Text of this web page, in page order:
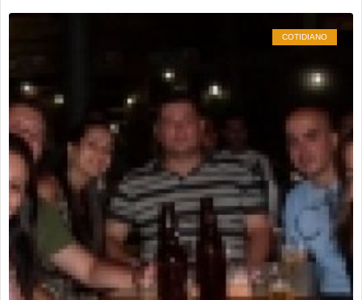
Homem é detido por violência doméstica no Setor
Polícia Militar recupera bicicleta furtada e prende suspeito
em flagrante em Montividiu
Menos é Mais faz show gratuito hoje em Rio Verde na festa
dos 178 anos da cidade
PM recaptura dois foragidos em Rio Verde
Rio Verde encara o Bom Jesus às 10h de domingo em jogo
com cara de decisão antecipada
Dois homens são presos suspeitos de tráfico de drogas em
comércio de sucatas em Rio Verde
COTIDIANO